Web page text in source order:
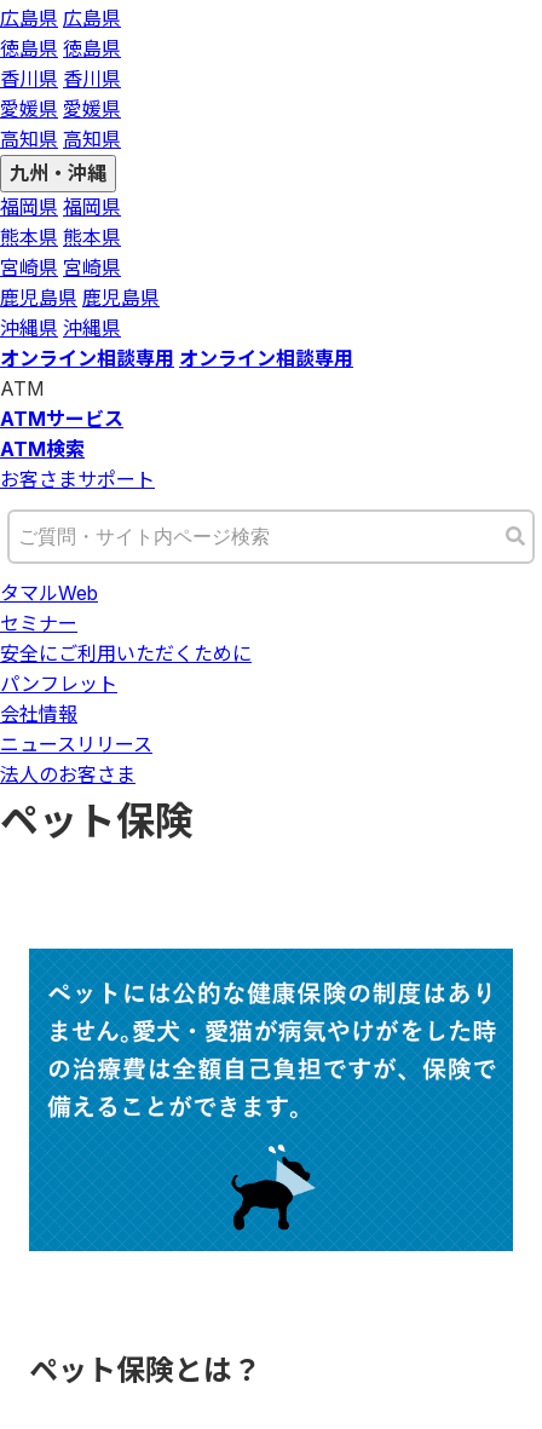
広島県 広島県
徳島県 徳島県
香川県 香川県
愛媛県 愛媛県
高知県 高知県
九州・沖縄
福岡県 福岡県
熊本県 熊本県
宮崎県 宮崎県
鹿児島県 鹿児島県
沖縄県 沖縄県
オンライン相談専用 オンライン相談専用
ATM
ATMサービス
ATM検索
お客さまサポート
タマルWeb
セミナー
安全にご利用いただくために
パンフレット
会社情報
ニュースリリース
法人のお客さま
ペット保険
ペット保険とは？